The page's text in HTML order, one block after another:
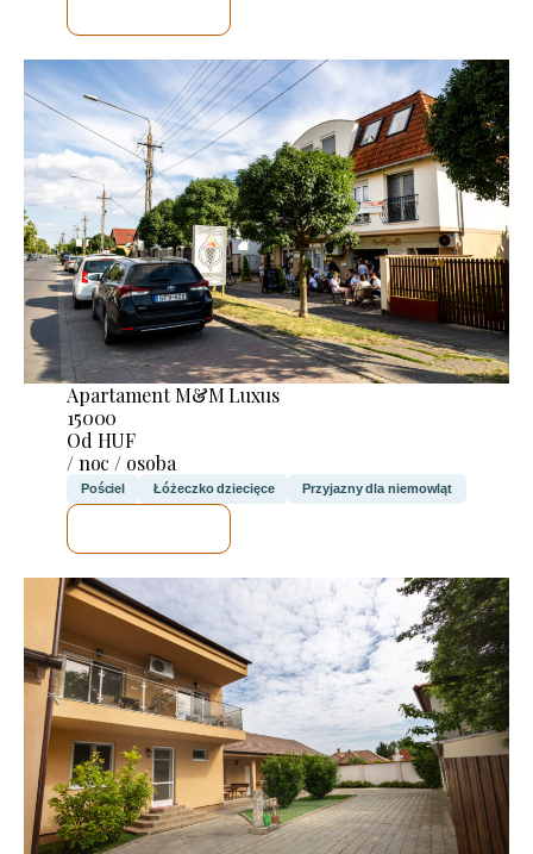
Apartament M&M Luxus
15000
Od HUF
/ noc / osoba
Pościel Łóżeczko dziecięce Przyjazny dla niemowląt